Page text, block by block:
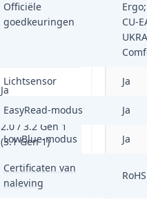
USB 3.2 x 4
(downstream
Ja
2.0 / 3.2 Gen 1
(3.1 Gen 1)
USB Type-B
Officiële
goedkeuringen
CU-
Lichtsensor Ja
EasyRead-modus Ja
LowBlue-modus Ja
Certificaten van
naleving
RoHS